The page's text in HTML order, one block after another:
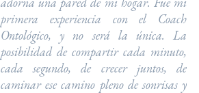
primera experiencia con el Coach
Ontológico, y no será la única. La
posibilidad de compartir cada minuto,
cada segundo, de crecer juntos, de
caminar ese camino pleno de sonrisas y